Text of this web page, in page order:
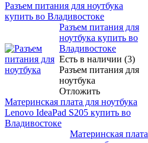
Разъем питания для ноутбука
купить во Владивостоке
Разъем питания для
ноутбука купить во
Владивостоке
Есть в наличии (3)
Разъем питания для
ноутбука
Отложить
Материнская плата для ноутбука
Lenovo IdeaPad S205 купить во
Владивостоке
Материнская плата